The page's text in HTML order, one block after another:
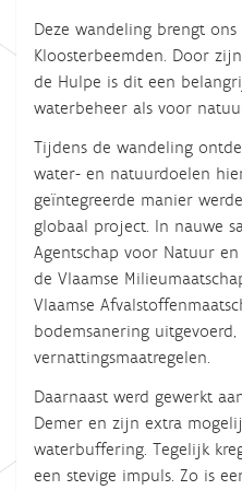
Deze wandeling brengt
Kloosterbeemden. Door
de Hulpe is dit een
waterbeheer als voor
Tijdens de wandeling
water- en natuurdoelen
geïntegreerde manier
globaal project. In nauwe
Agentschap voor Natuur en
de Vlaamse
Vlaamse
bodemsanering
vernattingsmaatregelen.
Daarnaast werd gewerkt
Demer en zijn extra
waterbuffering. Tegelijk
een stevige impuls. Zo is